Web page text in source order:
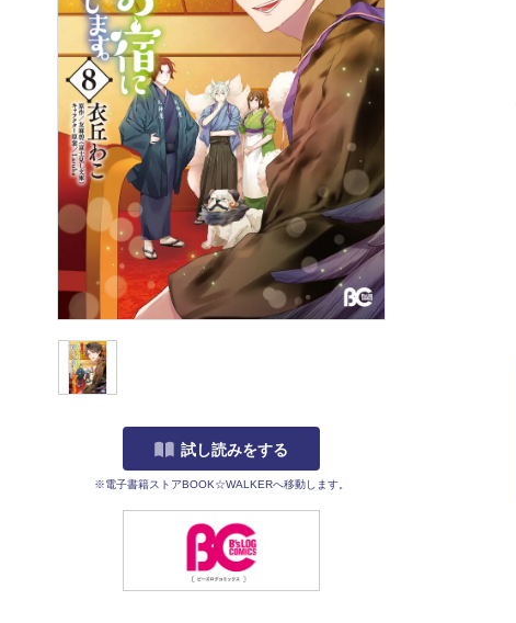
試し読みをする
※電子書籍ストアBOOK☆WALKERへ移動します。